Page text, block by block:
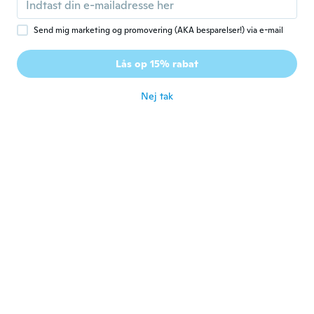
for ca. 3 år siden
Micheal
Tilmeldt 2017 73 anmeldelser
Send mig marketing og promovering (AKA besparelser!) via e-mail
Lås op 15% rabat
Nej tak